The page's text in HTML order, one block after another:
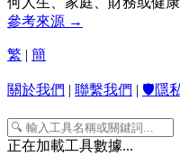
參考來源 →
繁 | 簡
關於我們 | 聯繫我們 | 🛡️隱
正在加載工具數據...